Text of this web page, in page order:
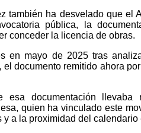
también ha desvelado que el
pública, la
conceder la licencia de obras.
en mayo de 2025 tras
documento remitido ahora
esa documentación llevaba
quien ha vinculado este
a la proximidad del calendario